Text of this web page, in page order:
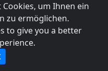
um Ihnen ein
zu ermöglichen.
to give you a better